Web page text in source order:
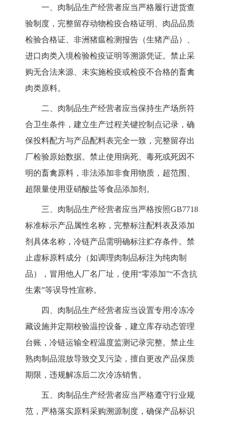
一、肉制品生产经营者应当严格履行进货查
验制度，完整留存动物检疫合格证明、肉品品质
检验合格证、非洲猪瘟检测报告（生猪产品）、
进口肉类入境检验检疫证明等溯源凭证。禁止采
购无合法来源、未实施检疫或检疫不合格的畜禽
肉类原料。
二、肉制品生产经营者应当保持生产场所符
合卫生条件，建立生产过程关键控制点记录，确
保投料配方与产品配料表完全一致，完整留存出
厂检验原始数据。禁止使用病死、毒死或死因不
明的畜禽原料，非法添加非食用物质，超范围
超限量使用亚硝酸盐等食品添加剂。
三、肉制品生产经营者应当严格按照GB7718
标准标示产品属性名称，完整标注配料表及添加
剂具体名称，冷链产品需明确标注贮存条件。禁
止虚标原料成分（如调理肉制品标注为纯肉制
品），冒用他人厂名厂址，使用“零添加”“不含抗
生素”等误导性宣称。
四、肉制品生产经营者应当设置专用冷冻冷
藏设施并定期校验温控设备，建立库存动态管理
台账，冷链运输全程温度监测记录完整。禁止生
熟肉制品混放导致交叉污染，擅自更改产品保质
期限，违规解冻后二次冷冻销售。
五、肉制品生产经营者应当严格遵守行业规
范，严格落实原料采购溯源制度，确保产品标识